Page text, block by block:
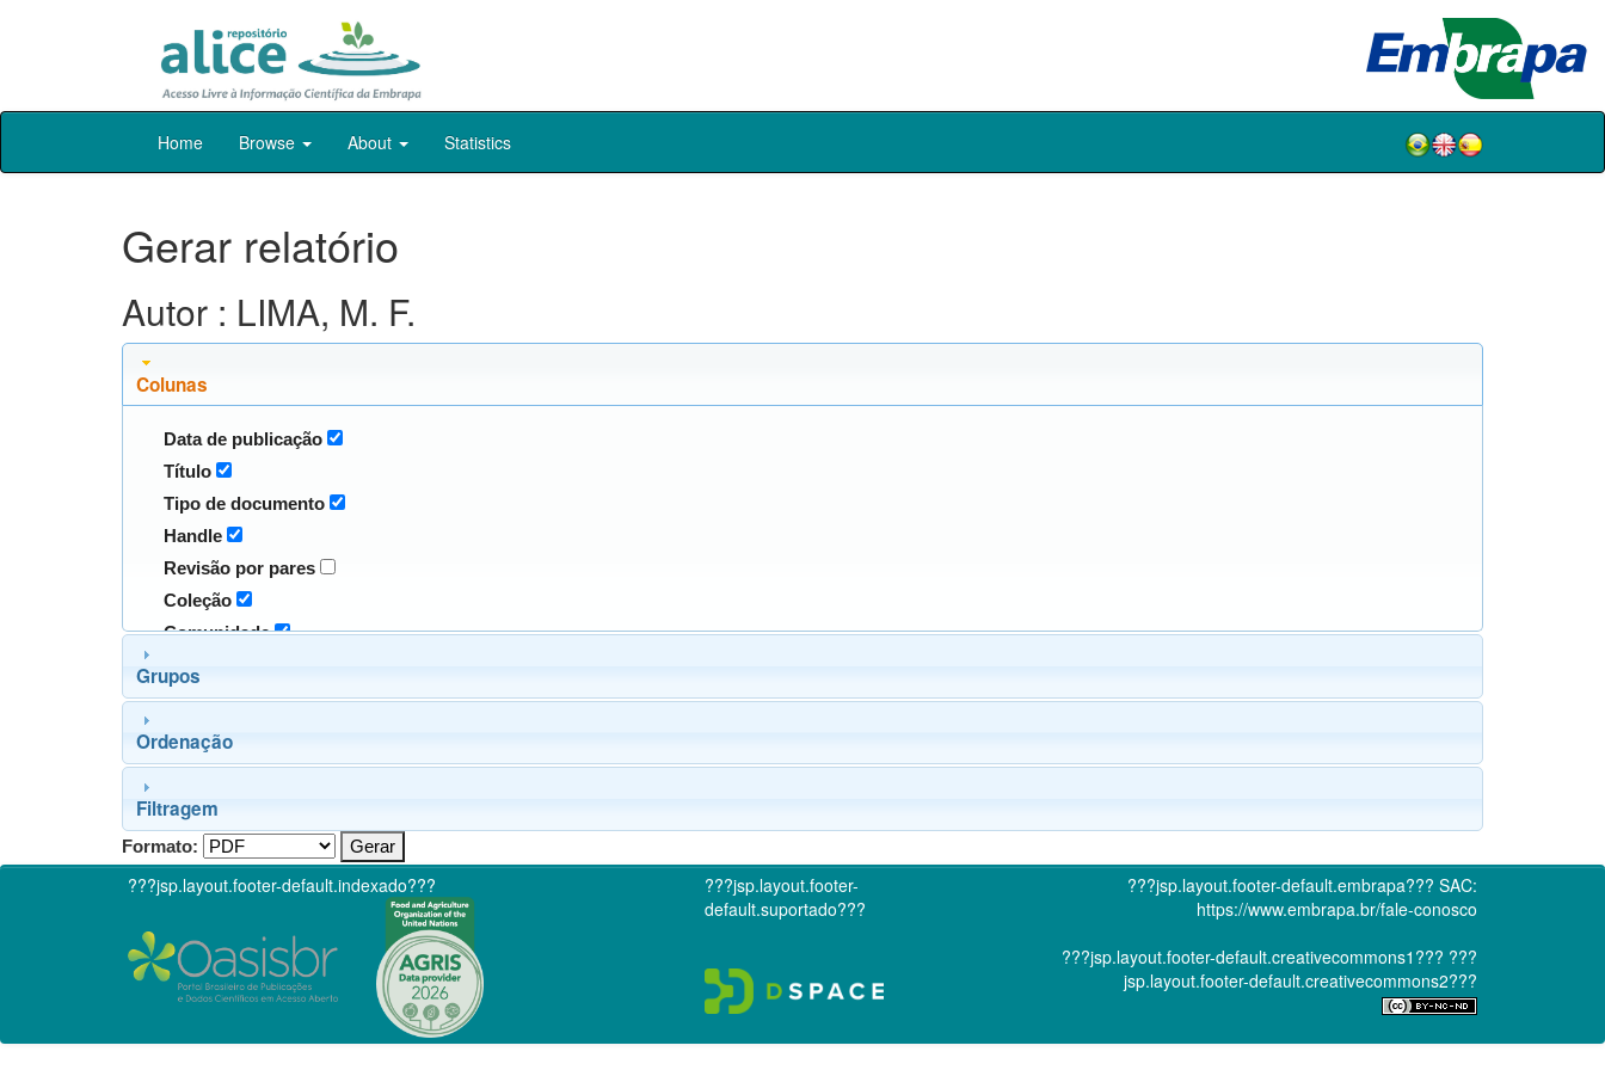
Skip
Home Browse About Statistics
Gerar relatório
Autor : LIMA, M. F.
Colunas
Data de publicação
Título
Tipo de documento
Handle
Revisão por pares
Coleção
Comunidade
Grupos
Ordenação
Filtragem
Formato:
???jsp.layout.footer-default.indexado???
???jsp.layout.footer-
default.suportado???
???jsp.layout.footer-default.embrapa??? SAC:
https://www.embrapa.br/fale-conosco
???jsp.layout.footer-default.creativecommons1??? ???
jsp.layout.footer-default.creativecommons2???